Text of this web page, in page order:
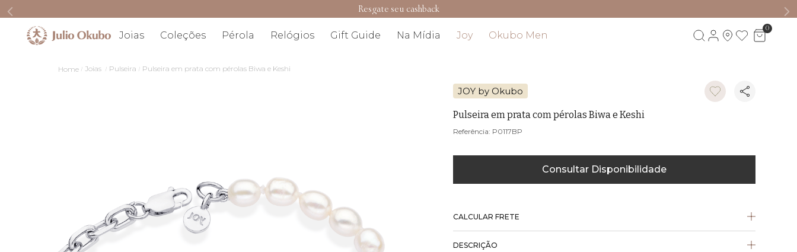
Resgate seu cashback
Joias Coleções Pérola Relógios Gift Guide Na Mídia Joy Okubo Men
0
Joias Pulseira Pulseira em prata com pérolas Biwa e Keshi
JOY by Okubo
Pulseira em prata com pérolas Biwa e Keshi
P0117BP
Consultar Disponibilidade
CALCULAR FRETE
DESCRIÇÃO